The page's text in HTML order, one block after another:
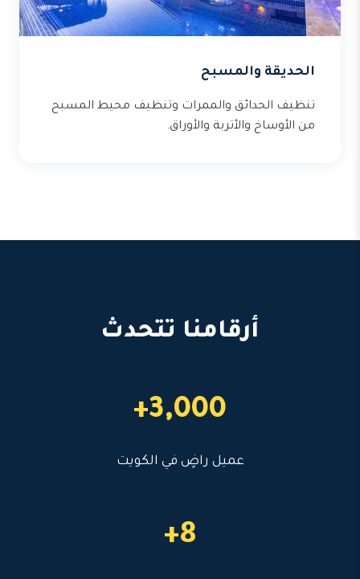
الحديقة والمسبح
تنظيف الحدائق والممرات وتنظيف محيط المسبح
من الأوساخ والأتربة والأوراق.
أرقامنا تتحدث
3,000+
عميل راضٍ في الكويت
8+